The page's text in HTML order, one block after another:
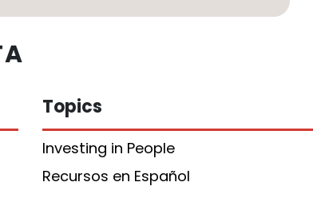
Topics
Investing in People
Recursos en Español